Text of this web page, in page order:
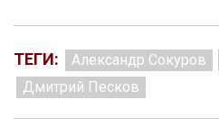
ТЕГИ: Александр Сокуров
Дмитрий Песков